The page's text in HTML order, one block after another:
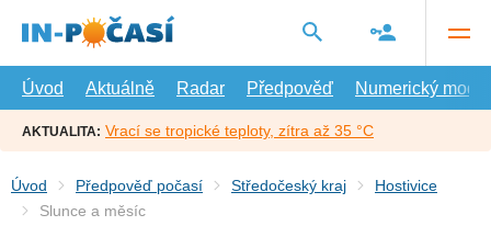
hlavní
Úvod
Aktuálně Radar Předpověď Numerický model
AKTUALITA: Vrací se tropické teploty, zítra až 35 °C
Úvod Předpověď počasí Středočeský kraj
Hostivice
Slunce a měsíc